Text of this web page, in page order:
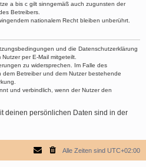
a bis c gilt sinngemäß auch zugunsten der
Betreibers.
nationalem Recht bleiben unberührt.
und die Datenschutzerklärung
per E-Mail mitgeteilt.
zu widersprechen. Im Falle des
dem Betreiber und dem Nutzer bestehende
und verbindlich, wenn der Nutzer den
deinen persönlichen Daten sind in der
Alle Zeiten sind UTC+02:00